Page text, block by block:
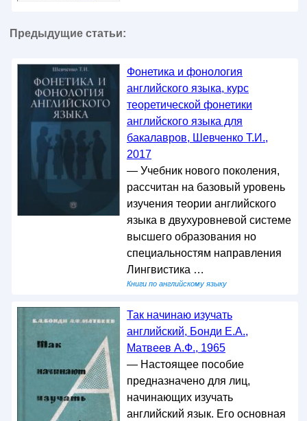
Предыдущие статьи:
Фонетика и фонология
английского языка, курс
теоретической фонетики
английского языка для
бакалавров, Шевченко Т.И.,
2017
— Учебник нового поколения,
рассчитан на базовый уровень
изучения теории английского
языка в двухуровневой системе
высшего образования но
специальностям направления
Лингвистика …
Книги по английскому языку
Так начинаю изучать
английский, Бонди Е.А.,
Матвеев А.Ф., 1965
— Настоящее пособие
предназначено для лиц,
начинающих изучать
английский язык. Его основная